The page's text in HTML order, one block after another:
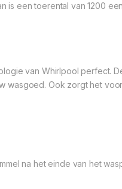
is een toerental van 1200
van Whirlpool perfect.
wasgoed. Ook zorgt het
na het einde van het